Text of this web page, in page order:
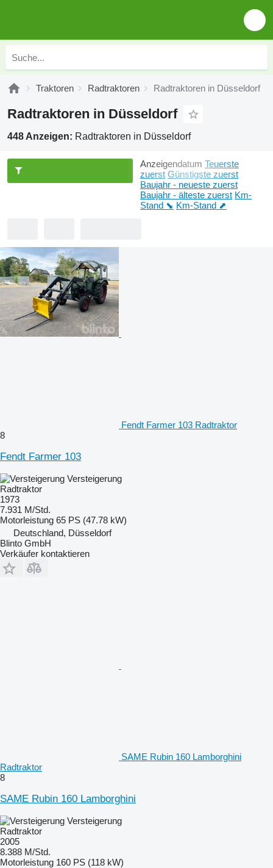
Traktoren Radtraktoren Radtraktoren in Düsseldorf
Radtraktoren in Düsseldorf
448 Anzeigen: Radtraktoren in Düsseldorf
Anzeigendatum Teuerste
zuerst Günstigste zuerst
Baujahr - neueste zuerst
Baujahr - älteste zuerst Km-
Stand ⬊ Km-Stand ⬈
Fendt Farmer 103 Radtraktor
8
Fendt Farmer 103
Versteigerung
Radtraktor
1973
7.931 M/Std.
Motorleistung 65 PS (47.78 kW)
Deutschland, Düsseldorf
Blinto GmbH
Verkäufer kontaktieren
SAME Rubin 160 Lamborghini
Radtraktor
8
SAME Rubin 160 Lamborghini
Versteigerung
Radtraktor
2005
8.388 M/Std.
Motorleistung 160 PS (118 kW)